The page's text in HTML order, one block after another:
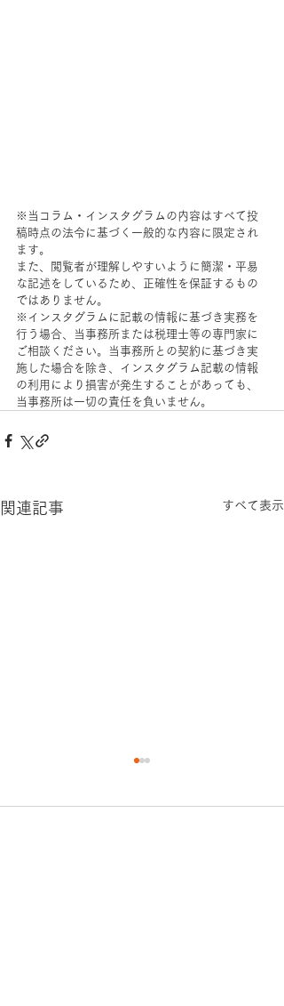
※当コラム・インスタグラムの内容はすべて投
稿時点の法令に基づく一般的な内容に限定され
ます。
また、閲覧者が理解しやすいように簡潔・平易
な記述をしているため、正確性を保証するもの
ではありません。
※インスタグラムに記載の情報に基づき実務を
行う場合、当事務所または税理士等の専門家に
ご相談ください。当事務所との契約に基づき実
施した場合を除き、インスタグラム記載の情報
の利用により損害が発生することがあっても、
当事務所は一切の責任を負いません。
関連記事 すべて表示